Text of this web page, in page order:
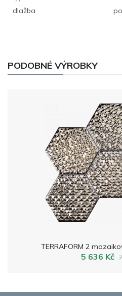
dlažba
PODOBNÉ VÝROBKY
TERRAFORM 2
5 636 Kč